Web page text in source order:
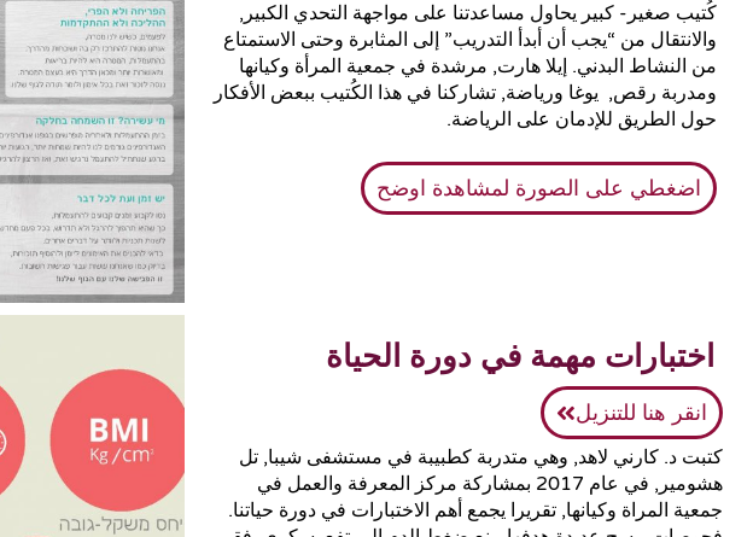
كُتيب صغير- كبير يحاول مساعدتنا على مواجهة التحدي الكبير,
والانتقال من “يجب أن أبدأ التدريب” إلى المثابرة وحتى الاستمتاع
من النشاط البدني. إيلا هارت, مرشدة في جمعية المرأة وكيانها
ومدربة رقص, يوغا ورياضة, تشاركنا في هذا الكُتيب ببعض الأفكار
حول الطريق للإدمان على الرياضة.
اضغطي على الصورة لمشاهدة اوضح
اختبارات مهمة في دورة الحياة
انقر هنا للتنزيل
كتبت د. كارني لاهد, وهي متدربة كطبيبة في مستشفى شيبا, تل
هشومير, في عام 2017 بمشاركة مركز المعرفة والعمل في
جمعية المراة وكيانها, تقريرا يجمع أهم الاختبارات في دورة حياتنا.